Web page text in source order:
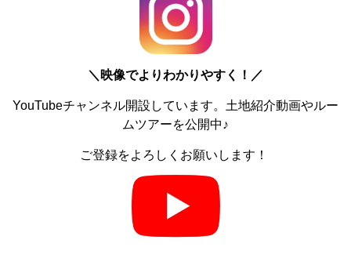
＼ 映像でよりわかりやすく！／
YouTubeチャンネル開設しています。土地紹介動画やルー
ムツアーを公開中♪
ご登録をよろしくお願いします！